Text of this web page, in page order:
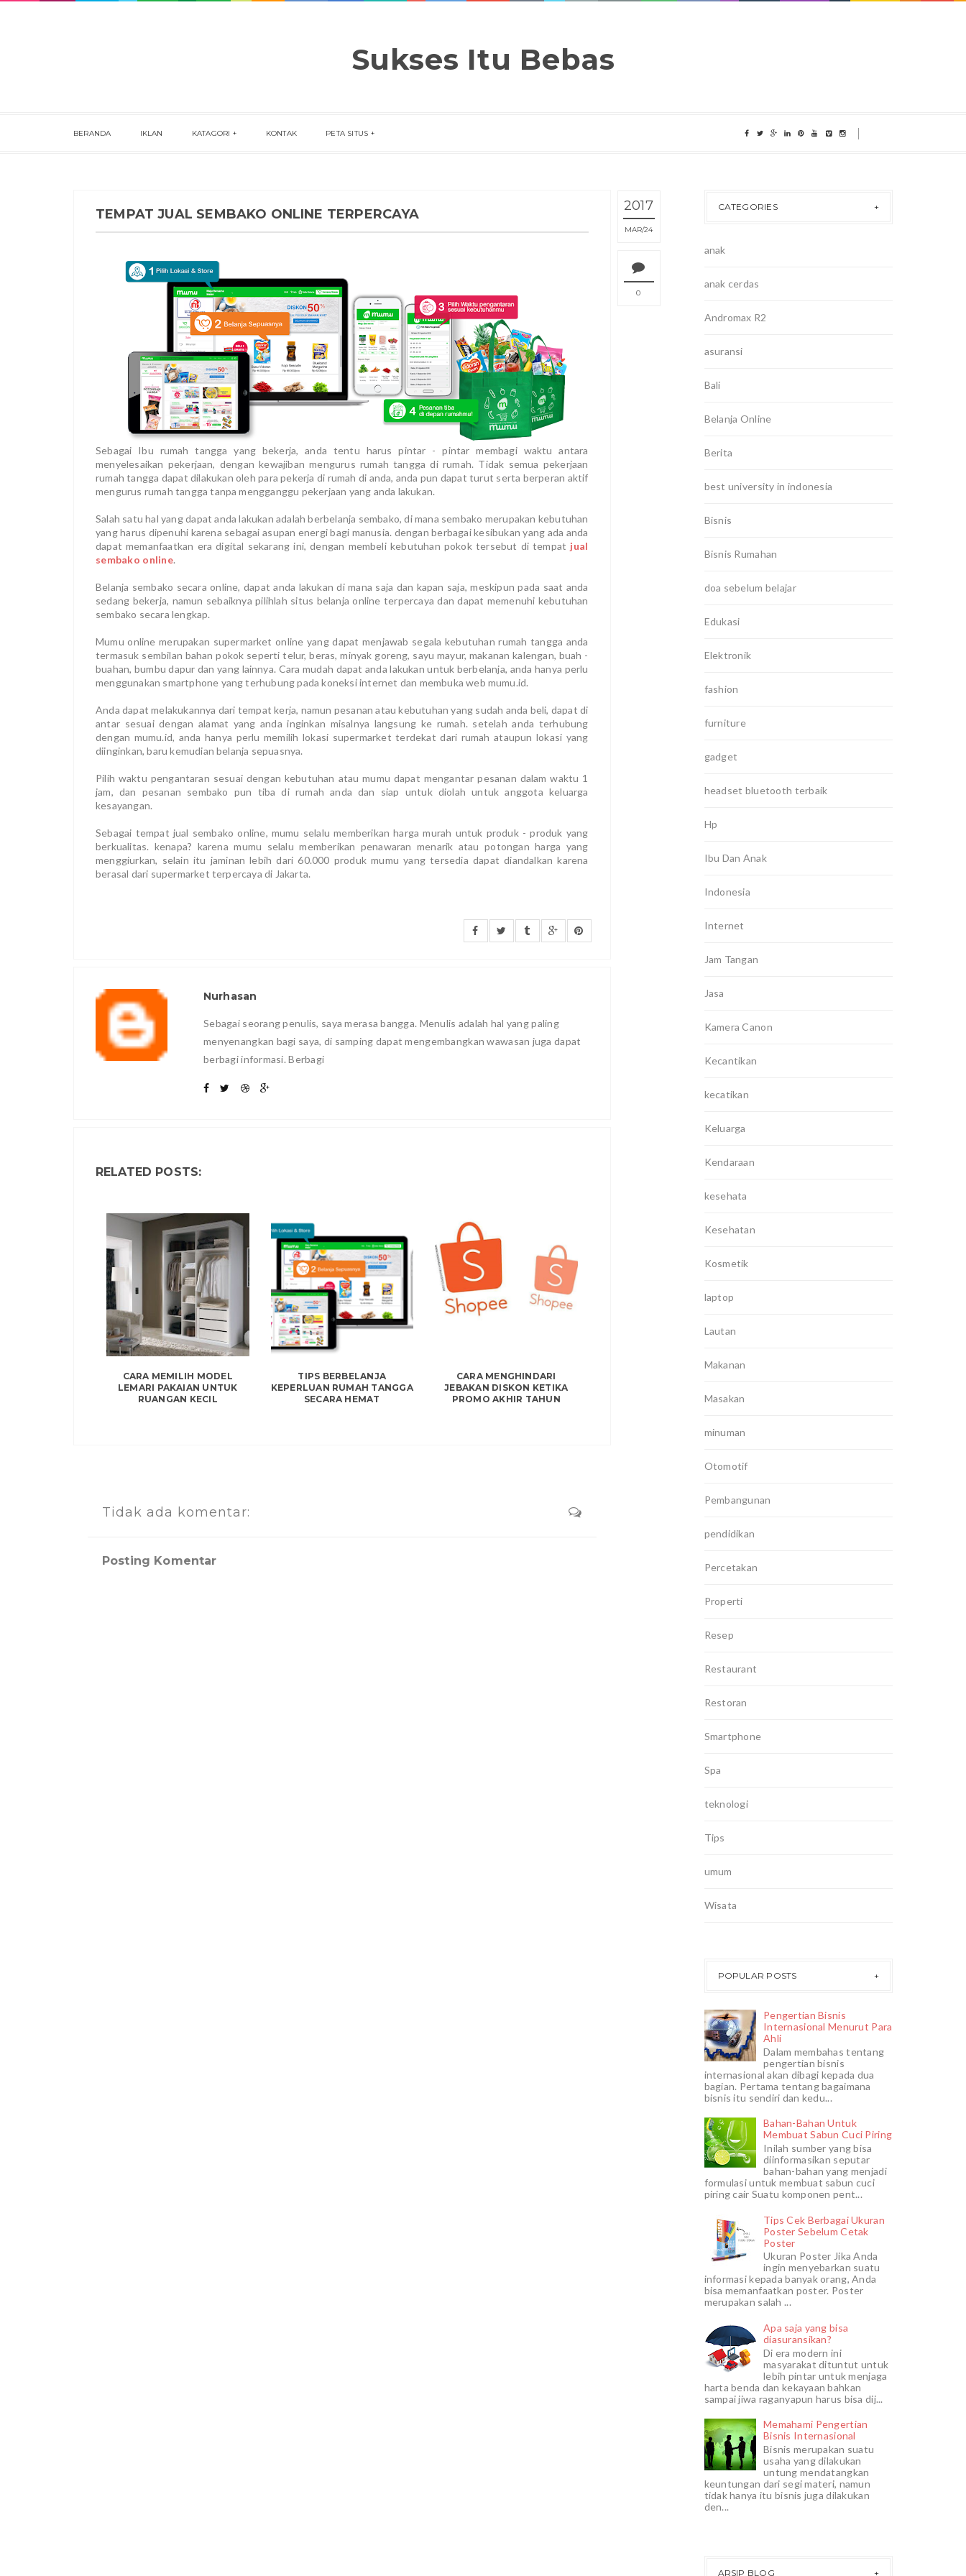
Sukses Itu Bebas
BERANDA IKLAN KATAGORI KONTAK PETA SITUS
2017
MAR 24
0
TEMPAT JUAL SEMBAKO ONLINE TERPERCAYA
Sebagai Ibu rumah tangga yang bekerja, anda tentu harus pintar - pintar membagi waktu antara
menyelesaikan pekerjaan, dengan kewajiban mengurus rumah tangga di rumah. Tidak semua pekerjaan
rumah tangga dapat dilakukan oleh para pekerja di rumah di anda, anda pun dapat turut serta berperan aktif
mengurus rumah tangga tanpa mengganggu pekerjaan yang anda lakukan.
Salah satu hal yang dapat anda lakukan adalah berbelanja sembako, di mana sembako merupakan kebutuhan
yang harus dipenuhi karena sebagai asupan energi bagi manusia. dengan berbagai kesibukan yang ada anda
dapat memanfaatkan era digital sekarang ini, dengan membeli kebutuhan pokok tersebut di tempat jual
sembako online.
Belanja sembako secara online, dapat anda lakukan di mana saja dan kapan saja, meskipun pada saat anda
sedang bekerja, namun sebaiknya pilihlah situs belanja online terpercaya dan dapat memenuhi kebutuhan
sembako secara lengkap.
Mumu online merupakan supermarket online yang dapat menjawab segala kebutuhan rumah tangga anda
termasuk sembilan bahan pokok seperti telur, beras, minyak goreng, sayu mayur, makanan kalengan, buah -
buahan, bumbu dapur dan yang lainnya. Cara mudah dapat anda lakukan untuk berbelanja, anda hanya perlu
menggunakan smartphone yang terhubung pada koneksi internet dan membuka web mumu.id.
Anda dapat melakukannya dari tempat kerja, namun pesanan atau kebutuhan yang sudah anda beli, dapat di
antar sesuai dengan alamat yang anda inginkan misalnya langsung ke rumah. setelah anda terhubung
dengan mumu.id, anda hanya perlu memilih lokasi supermarket terdekat dari rumah ataupun lokasi yang
diinginkan, baru kemudian belanja sepuasnya.
Pilih waktu pengantaran sesuai dengan kebutuhan atau mumu dapat mengantar pesanan dalam waktu 1
jam, dan pesanan sembako pun tiba di rumah anda dan siap untuk diolah untuk anggota keluarga
kesayangan.
Sebagai tempat jual sembako online, mumu selalu memberikan harga murah untuk produk - produk yang
berkualitas. kenapa? karena mumu selalu memberikan penawaran menarik atau potongan harga yang
menggiurkan, selain itu jaminan lebih dari 60.000 produk mumu yang tersedia dapat diandalkan karena
berasal dari supermarket terpercaya di Jakarta.
Nurhasan
Sebagai seorang penulis, saya merasa bangga. Menulis adalah hal yang paling
menyenangkan bagi saya, di samping dapat mengembangkan wawasan juga dapat
berbagi informasi. Berbagi
RELATED POSTS:
CARA MEMILIH MODEL
LEMARI PAKAIAN UNTUK
RUANGAN KECIL
TIPS BERBELANJA
KEPERLUAN RUMAH TANGGA
SECARA HEMAT
CARA MENGHINDARI
JEBAKAN DISKON KETIKA
PROMO AKHIR TAHUN
Tidak ada komentar:
Posting Komentar
CATEGORIES
anak
anak cerdas
Andromax R2
asuransi
Bali
Belanja Online
Berita
best university in indonesia
Bisnis
Bisnis Rumahan
doa sebelum belajar
Edukasi
Elektronik
fashion
furniture
gadget
headset bluetooth terbaik
Hp
Ibu Dan Anak
Indonesia
Internet
Jam Tangan
Jasa
Kamera Canon
Kecantikan
kecatikan
Keluarga
Kendaraan
kesehata
Kesehatan
Kosmetik
laptop
Lautan
Makanan
Masakan
minuman
Otomotif
Pembangunan
pendidikan
Percetakan
Properti
Resep
Restaurant
Restoran
Smartphone
Spa
teknologi
Tips
umum
Wisata
POPULAR POSTS
Pengertian Bisnis
Internasional Menurut Para
Ahli
Dalam membahas tentang
pengertian bisnis
internasional akan dibagi kepada dua
bagian. Pertama tentang bagaimana
bisnis itu sendiri dan kedu...
Bahan-Bahan Untuk
Membuat Sabun Cuci Piring
Inilah sumber yang bisa
diinformasikan seputar
bahan-bahan yang menjadi
formulasi untuk membuat sabun cuci
piring cair Suatu komponen pent...
Tips Cek Berbagai Ukuran
Poster Sebelum Cetak
Poster
Ukuran Poster Jika Anda
ingin menyebarkan suatu
informasi kepada banyak orang, Anda
bisa memanfaatkan poster. Poster
merupakan salah ...
Apa saja yang bisa
diasuransikan?
Di era modern ini
masyarakat dituntut untuk
lebih pintar untuk menjaga
harta benda dan kekayaan bahkan
sampai jiwa raganyapun harus bisa dij...
Memahami Pengertian
Bisnis Internasional
Bisnis merupakan suatu
usaha yang dilakukan
untung mendatangkan
keuntungan dari segi materi, namun
tidak hanya itu bisnis juga dilakukan
den...
ARSIP BLOG